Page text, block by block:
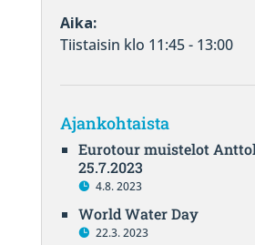
Aika:
Tiistaisin klo 11:45 - 13:00
Ajankohtaista
Eurotour muistelot
25.7.2023
4.8. 2023
World Water Day
22.3. 2023